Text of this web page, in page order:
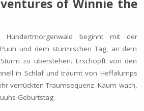
of Winnie the
beginnt mit der
und dem stürmischen Tag, an dem
zu überstehen. Erschöpft von den
in Schlaf und träumt von Heffalumps
verrückten Traumsequenz. Kaum wach,
Geburtstag.